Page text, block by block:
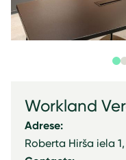
Workland
Adrese:
Roberta Hirša iela